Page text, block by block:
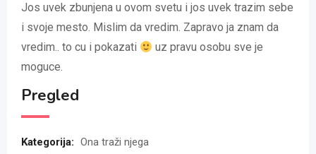
Jos uvek zbunjena u ovom svetu i jos uvek trazim sebe
i svoje mesto. Mislim da vredim. Zapravo ja znam da
vredim.. to cu i pokazati
uz pravu osobu sve je
moguce.
Pregled
Kategorija: Ona traži njega